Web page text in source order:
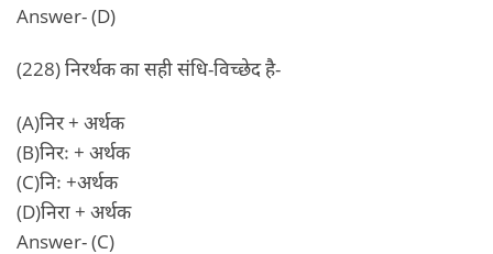
Answer- (D)
(228) निरर्थक का सही संधि-विच्छेद है-
(A)निर + अर्थक
(B)निरः + अर्थक
(C)निः +अर्थक
(D)निरा + अर्थक
Answer- (C)